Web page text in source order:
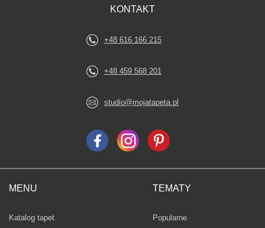
MENU
Katalog tapet
TEMATY
Fototapety
Popularne
KONTAKT
+48 616 166 215
+48 459 568 201
studio@mojatapeta.pl